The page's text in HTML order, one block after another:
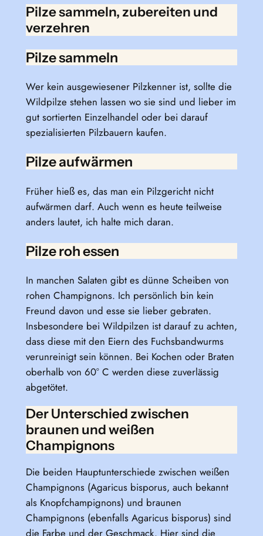
Pilze sammeln, zubereiten und
verzehren
Pilze sammeln
Wer kein ausgewiesener Pilzkenner ist, sollte die
Wildpilze stehen lassen wo sie sind und lieber im
gut sortierten Einzelhandel oder bei darauf
spezialisierten Pilzbauern kaufen.
Pilze aufwärmen
Früher hieß es, das man ein Pilzgericht nicht
aufwärmen darf. Auch wenn es heute teilweise
anders lautet, ich halte mich daran.
Pilze roh essen
In manchen Salaten gibt es dünne Scheiben von
rohen Champignons. Ich persönlich bin kein
Freund davon und esse sie lieber gebraten.
Insbesondere bei Wildpilzen ist darauf zu achten,
dass diese mit den Eiern des Fuchsbandwurms
verunreinigt sein können. Bei Kochen oder Braten
oberhalb von 60° C werden diese zuverlässig
abgetötet.
Der Unterschied zwischen
braunen und weißen
Champignons
Die beiden Hauptunterschiede zwischen weißen
Champignons (Agaricus bisporus, auch bekannt
als Knopfchampignons) und braunen
Champignons (ebenfalls Agaricus bisporus) sind